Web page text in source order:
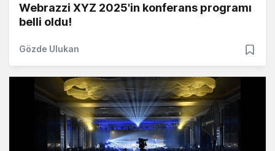
Webrazzi XYZ 2025'in konferans programı
belli oldu!
Gözde Ulukan